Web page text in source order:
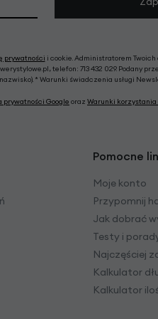
prywatności i cookie. Administratorem Twoich
telefon: 713 432 029. Podany
* Warunki świadczenia usługi
prywatności Google oraz Warunki korzystania
Pomocne
Moje konto
Przypomnij
Jak dobrać
Testy i
Najczęściej
Kalkulator
Kalkulator